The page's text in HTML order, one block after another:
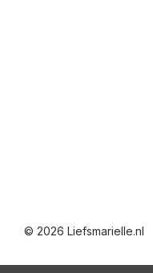
© 2026 Liefsmarielle.nl